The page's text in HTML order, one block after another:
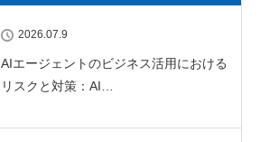
2026.07.9
AIエージェントのビジネス活用における
リスクと対策：AI…